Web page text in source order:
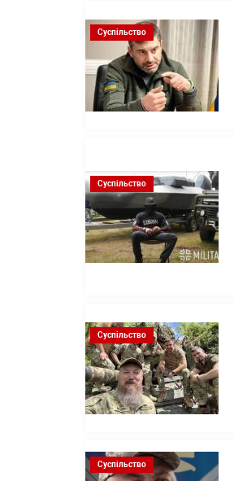
Суспільство
Суспільство
Суспільство
Суспільство